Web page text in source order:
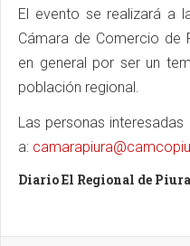
El evento se realizará a
Cámara de Comercio de
en general por ser un
población regional.
Las personas
a:
Diario El Regional de Piura